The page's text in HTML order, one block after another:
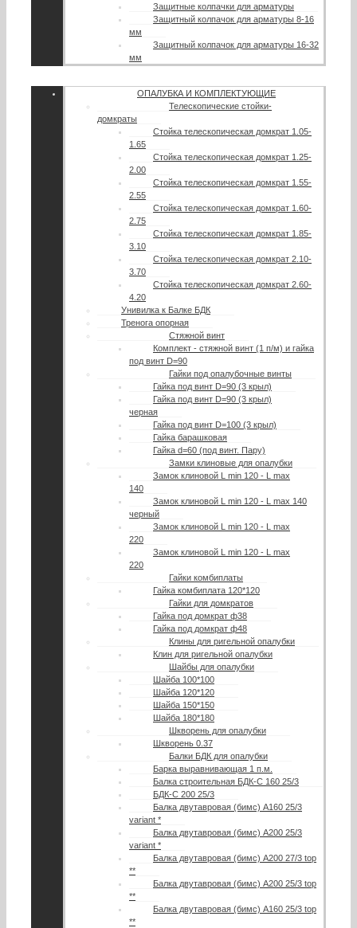
Защитные колпачки для арматуры
Защитный колпачок для арматуры 8-16
мм
Защитный колпачок для арматуры 16-32
мм
ОПАЛУБКА И КОМПЛЕКТУЮЩИЕ
Телескопические стойки-
домкраты
Стойка телескопическая домкрат 1.05-
1.65
Стойка телескопическая домкрат 1.25-
2.00
Стойка телескопическая домкрат 1.55-
2.55
Стойка телескопическая домкрат 1.60-
2.75
Стойка телескопическая домкрат 1.85-
3.10
Стойка телескопическая домкрат 2.10-
3.70
Стойка телескопическая домкрат 2.60-
4.20
Унивилка к Балке БДК
Тренога опорная
Стяжной винт
Комплект - стяжной винт (1 п/м) и гайка
под винт D=90
Гайки под опалубочные винты
Гайка под винт D=90 (3 крыл)
Гайка под винт D=90 (3 крыл)
черная
Гайка под винт D=100 (3 крыл)
Гайка барашковая
Гайка d=60 (под винт. Пару)
Замки клиновые для опалубки
Замок клиновой L min 120 - L max
140
Замок клиновой L min 120 - L max 140
черный
Замок клиновой L min 120 - L max
220
Замок клиновой L min 120 - L max
220
Гайки комбиплаты
Гайка комбиплата 120*120
Гайки для домкратов
Гайка под домкрат ф38
Гайка под домкрат ф48
Клины для ригельной опалубки
Клин для ригельной опалубки
Шайбы для опалубки
Шайба 100*100
Шайба 120*120
Шайба 150*150
Шайба 180*180
Шкворень для опалубки
Шкворень 0.37
Балки БДК для опалубки
Барка выравнивающая 1 п.м.
Балка строительная БДК-С 160 25/3
БДК-С 200 25/3
Балка двутавровая (бимс) А160 25/3
variant *
Балка двутавровая (бимс) А200 25/3
variant *
Балка двутавровая (бимс) А200 27/3 top
**
Балка двутавровая (бимс) A200 25/3 top
**
Балка двутавровая (бимс) A160 25/3 top
**